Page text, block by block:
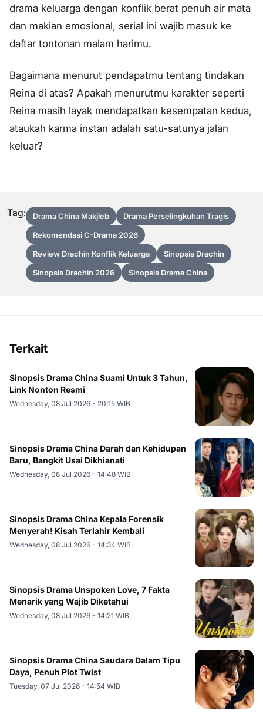
drama keluarga dengan konflik berat penuh air mata
dan makian emosional, serial ini wajib masuk ke
daftar tontonan malam harimu.
Bagaimana menurut pendapatmu tentang tindakan
Reina di atas? Apakah menurutmu karakter seperti
Reina masih layak mendapatkan kesempatan kedua,
ataukah karma instan adalah satu-satunya jalan
keluar?
Tag: Drama China Makjleb
Drama Perselingkuhan Tragis
Rekomendasi C-Drama 2026
Review Drachin Konflik Keluarga
Sinopsis Drachin
Sinopsis Drachin 2026
Sinopsis Drama China
Terkait
Sinopsis Drama China Suami Untuk 3 Tahun,
Link Nonton Resmi
Wednesday, 08 Jul 2026 - 20:15 WIB
Sinopsis Drama China Darah dan Kehidupan
Baru, Bangkit Usai Dikhianati
Wednesday, 08 Jul 2026 - 14:48 WIB
Sinopsis Drama China Kepala Forensik
Menyerah! Kisah Terlahir Kembali
Wednesday, 08 Jul 2026 - 14:34 WIB
Sinopsis Drama Unspoken Love, 7 Fakta
Menarik yang Wajib Diketahui
Wednesday, 08 Jul 2026 - 14:21 WIB
Sinopsis Drama China Saudara Dalam Tipu
Daya, Penuh Plot Twist
Tuesday, 07 Jul 2026 - 14:54 WIB